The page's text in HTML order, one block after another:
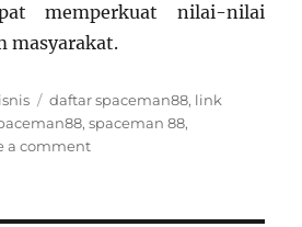
memperkuat nilai-nilai
masyarakat.
Tags
daftar spaceman88, link
,spaceman 88,
a commenton